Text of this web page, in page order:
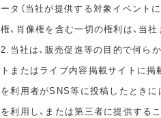
ータ（当社が提供する対象イベント
権、肖像権を含む一切の権利は、当
2.当社は、販売促進等の目的で何ら
トまたはライブ内容掲載サイトに掲
を利用者がSNS等に投稿したときに
を利用し、または第三者に提供する